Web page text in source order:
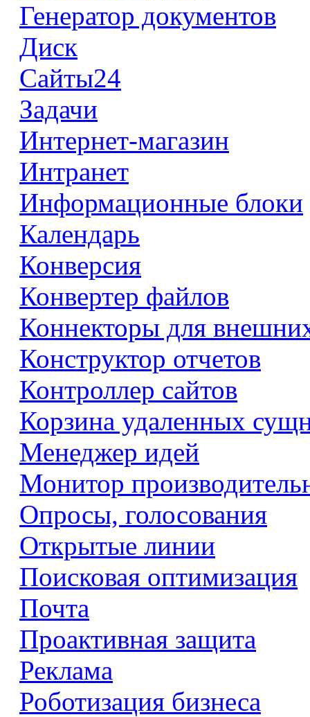
Генератор документов
Диск
Сайты24
Задачи
Интернет-магазин
Интранет
Информационные блоки
Календарь
Конверсия
Конвертер файлов
Коннекторы для
Конструктор отчетов
Контроллер сайтов
Корзина удаленных
Менеджер идей
Монитор
Опросы, голосования
Открытые линии
Поисковая оптимизация
Почта
Проактивная защита
Реклама
Роботизация бизнеса